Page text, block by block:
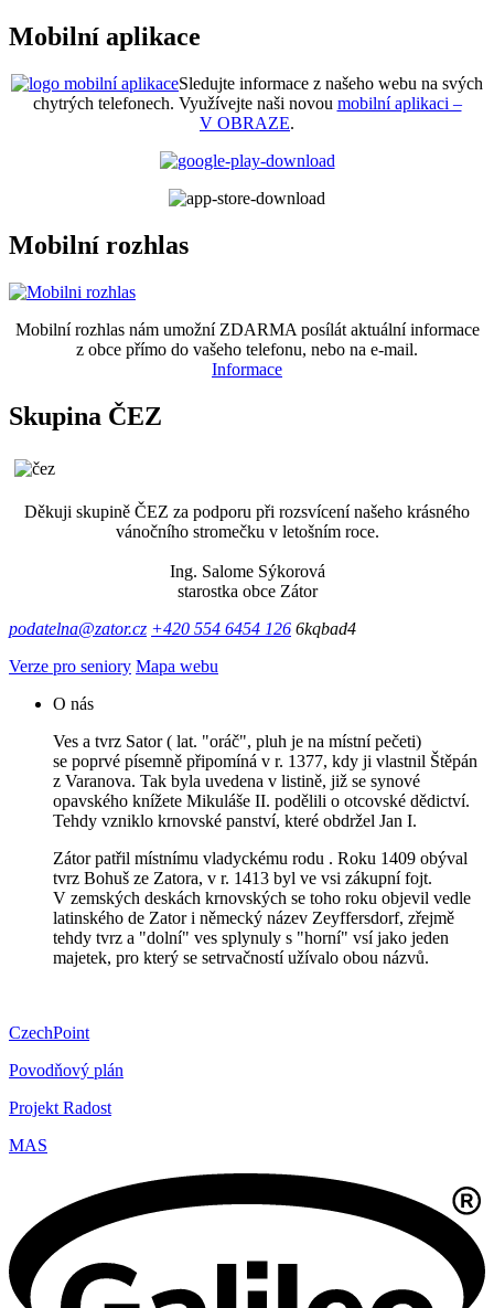
Mobilní aplikace
Sledujte informace z našeho webu na svých
chytrých telefonech. Využívejte naši novou mobilní aplikaci –
V OBRAZE.
Mobilní rozhlas
Mobilní rozhlas nám umožní ZDARMA posílát aktuální informace
z obce přímo do vašeho telefonu, nebo na e-mail.
Informace
Skupina ČEZ
Děkuji skupině ČEZ za podporu při rozsvícení našeho krásného
vánočního stromečku v letošním roce.
Ing. Salome Sýkorová
starostka obce Zátor
podatelna@zator.cz +420 554 6454 126 6kqbad4
Verze pro seniory Mapa webu
O nás
Ves a tvrz Sator ( lat. "oráč", pluh je na místní pečeti)
se poprvé písemně připomíná v r. 1377, kdy ji vlastnil Štěpán
z Varanova. Tak byla uvedena v listině, již se synové
opavského knížete Mikuláše II. podělili o otcovské dědictví.
Tehdy vzniklo krnovské panství, které obdržel Jan I.
Zátor patřil místnímu vladyckému rodu . Roku 1409 obýval
tvrz Bohuš ze Zatora, v r. 1413 byl ve vsi zákupní fojt.
V zemských deskách krnovských se toho roku objevil vedle
latinského de Zator i německý název Zeyffersdorf, zřejmě
tehdy tvrz a "dolní" ves splynuly s "horní" vsí jako jeden
majetek, pro který se setrvačností užívalo obou názvů.
CzechPoint
Povodňový plán
Projekt Radost
MAS